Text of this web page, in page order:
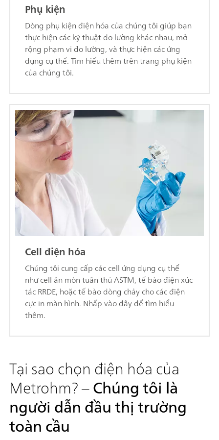
Phụ kiện
Dòng phụ kiện điện hóa của chúng tôi giúp bạn
thực hiện các kỹ thuật đo lường khác nhau, mở
rộng phạm vi đo lường, và thực hiện các ứng
dụng cụ thể. Tìm hiểu thêm trên trang phụ kiện
của chúng tôi.
Cell điện hóa
Chúng tôi cung cấp các cell ứng dụng cụ thể
như cell ăn mòn tuân thủ ASTM, tế bào điện xúc
tác RRDE, hoặc tế bào dòng chảy cho các điện
cực in màn hình. Nhấp vào đây để tìm hiểu
thêm.
Tại sao chọn điện hóa của
Metrohm? –Chúng tôi là
người dẫn đầu thị trường
toàn cầu